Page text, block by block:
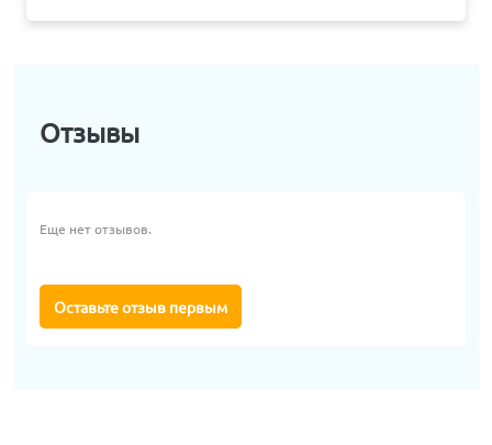
Отзывы
Еще нет отзывов.
Оставьте отзыв первым